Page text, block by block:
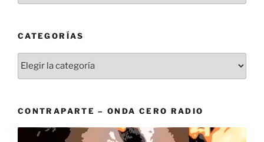
CATEGORÍAS
CONTRAPARTE – ONDA CERO RADIO